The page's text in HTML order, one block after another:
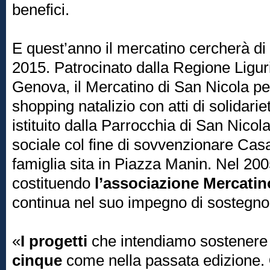
benefici.
E quest’anno il mercatino cercherà
2015. Patrocinato dalla Regione
Genova, il Mercatino di San Nicola
shopping natalizio con atti di
istituito dalla Parrocchia di San
sociale col fine di sovvenzionare
famiglia sita in Piazza Manin. Nel
costituendo l’associazione
continua nel suo impegno di
«I progetti che intendiamo
cinque come nella passata edizione.